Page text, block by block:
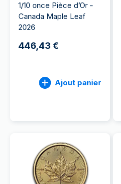
1/10 once Pièce d’Or -
Canada Maple Leaf
2026
446,43 €
Ajout panier